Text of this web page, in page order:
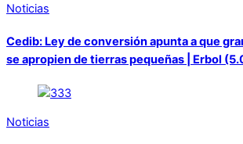
Noticias
Cedib: Ley de conversión apunta a que
se apropien de tierras pequeñas | Erbol
Noticias